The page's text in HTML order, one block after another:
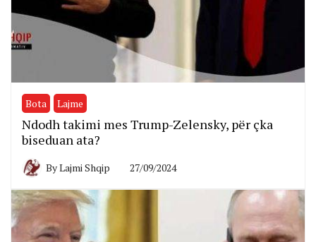
Bota Lajme
Ndodh takimi mes Trump-Zelensky, për çka
biseduan ata?
ByLajmi Shqip 27/09/2024